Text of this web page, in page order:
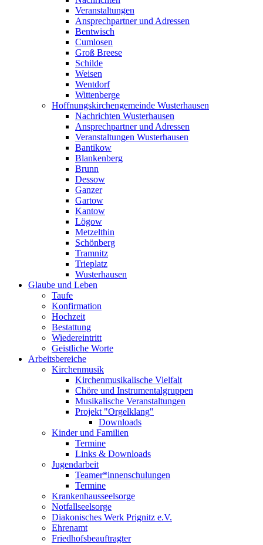
Veranstaltungen
Ansprechpartner und Adressen
Bentwisch
Cumlosen
Groß Breese
Schilde
Weisen
Wentdorf
Wittenberge
Hoffnungskirchengemeinde Wusterhausen
Nachrichten Wusterhausen
Ansprechpartner und Adressen
Veranstaltungen Wusterhausen
Bantikow
Blankenberg
Brunn
Dessow
Ganzer
Gartow
Kantow
Lögow
Metzelthin
Schönberg
Tramnitz
Trieplatz
Wusterhausen
Glaube und Leben
Taufe
Konfirmation
Hochzeit
Bestattung
Wiedereintritt
Geistliche Worte
Arbeitsbereiche
Kirchenmusik
Kirchenmusikalische Vielfalt
Chöre und Instrumentalgruppen
Musikalische Veranstaltungen
Projekt "Orgelklang"
Downloads
Kinder und Familien
Termine
Links & Downloads
Jugendarbeit
Teamer*innenschulungen
Termine
Krankenhausseelsorge
Notfallseelsorge
Diakonisches Werk Prignitz e.V.
Ehrenamt
Friedhofsbeauftragter